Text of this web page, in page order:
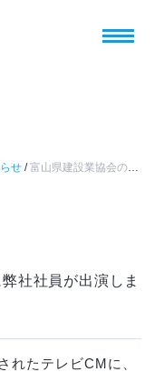
せ /富山県建設業協会のテレビCMに弊社社員が出演しました
社社員が出演しま
れたテレビCMに、